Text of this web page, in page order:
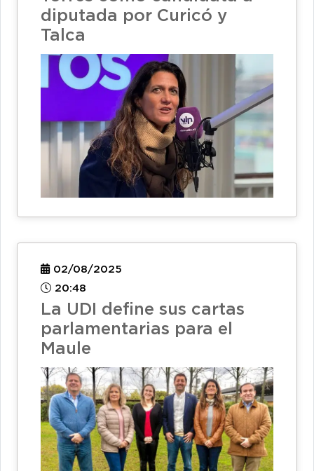
diputada por Curicó y
Talca
02/08/2025
20:48
La UDI define sus cartas
parlamentarias para el
Maule